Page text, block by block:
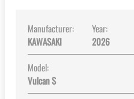
Manufacturer:
KAWASAKI
Year:
2026
Model:
Vulcan S